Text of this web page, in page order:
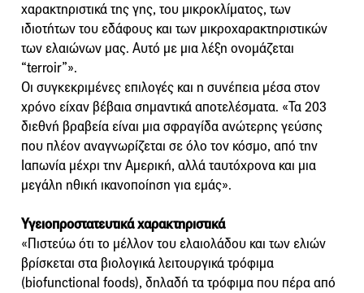
χαρακτηριστικά της γης, του μικροκλίματος, των
ιδιοτήτων του εδάφους και των μικροχαρακτηριστικών
των ελαιώνων μας. Αυτό με μια λέξη ονομάζεται
“terroir”».
Οι συγκεκριμένες επιλογές και η συνέπεια μέσα στον
χρόνο είχαν βέβαια σημαντικά αποτελέσματα. «Τα 203
διεθνή βραβεία είναι μια σφραγίδα ανώτερης γεύσης
που πλέον αναγνωρίζεται σε όλο τον κόσμο, από την
Ιαπωνία μέχρι την Αμερική, αλλά ταυτόχρονα και μια
μεγάλη ηθική ικανοποίηση για εμάς».
Υγειοπροστατευτικά χαρακτηριστικά
«Πιστεύω ότι το μέλλον του ελαιολάδου και των ελιών
βρίσκεται στα βιολογικά λειτουργικά τρόφιμα
(biofunctional foods), δηλαδή τα τρόφιμα που πέρα από